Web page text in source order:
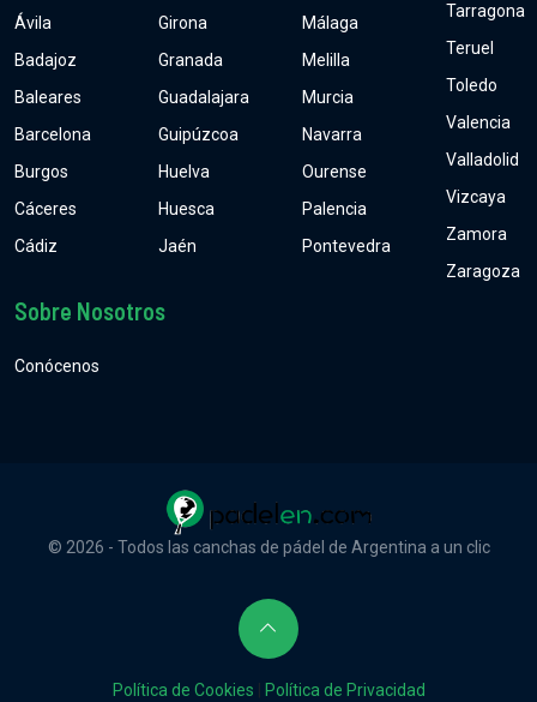
Ávila
Badajoz
Baleares
Barcelona
Burgos
Cáceres
Cádiz
Girona
Granada
Guadalajara
Guipúzcoa
Huelva
Huesca
Jaén
Málaga
Melilla
Murcia
Navarra
Ourense
Palencia
Pontevedra
Tarragona
Teruel
Toledo
Valencia
Valladolid
Vizcaya
Zamora
Zaragoza
Sobre Nosotros
Conócenos
© 2026 - Todos las canchas de pádel de Argentina a un clic
Política de Cookies Política de Privacidad